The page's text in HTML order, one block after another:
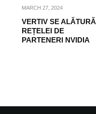
MARCH 27, 2024
VERTIV SE ALĂTURĂ
REȚELEI DE
PARTENERI NVIDIA